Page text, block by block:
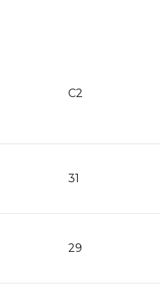
С2
31
29